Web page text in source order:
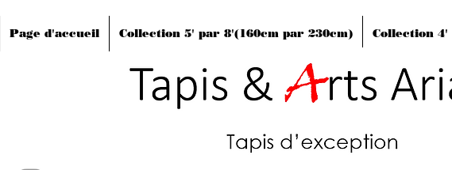
Page d'accueil Collection 5' par 8'(160cm par 230cm) Collection 4'